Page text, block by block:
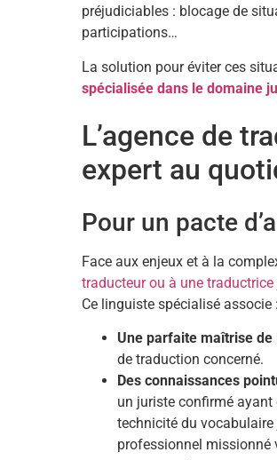
préjudiciables : blocage de
participations…
La solution pour éviter ces
spécialisée dans le domaine
L’agence de
expert au
Pour un pacte
Face aux enjeux et à la
traducteur ou à une
Ce linguiste spécialisé associe :
Une parfaite maîtrise
de traduction concerné.
Des connaissances
un juriste confirmé ayant
technicité du
professionnel missionné